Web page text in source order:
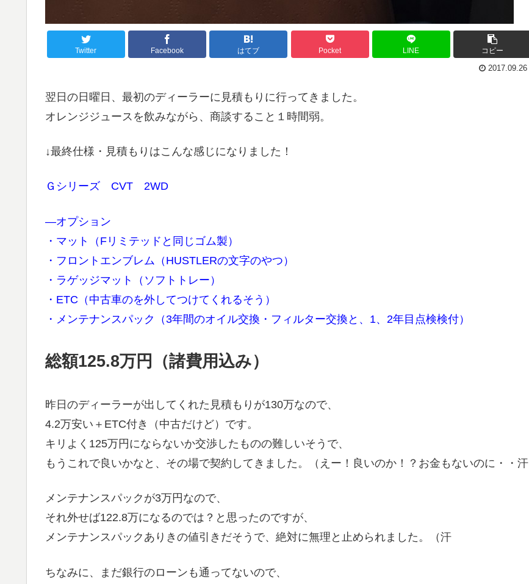
Twitter Facebook はてブ Pocket LINE コピー
2017.09.26
翌日の日曜日、最初のディーラーに見積もりに行ってきました。
オレンジジュースを飲みながら、商談すること１時間弱。
↓最終仕様・見積もりはこんな感じになりました！
Ｇシリーズ CVT 2WD
―オプション
・マット（Fリミテッドと同じゴム製）
・フロントエンブレム（HUSTLERの文字のやつ）
・ラゲッジマット（ソフトトレー）
・ETC（中古車のを外してつけてくれるそう）
・メンテナンスパック（3年間のオイル交換・フィルター交換と、1、2年目点検検付）
総額125.8万円（諸費用込み）
昨日のディーラーが出してくれた見積もりが130万なので、
4.2万安い＋ETC付き（中古だけど）です。
キリよく125万円にならないか交渉したものの難しいそうで、
もうこれで良いかなと、その場で契約してきました。（えー！良いのか！？お金もないのに・・汗
メンテナンスパックが3万円なので、
それ外せば122.8万になるのでは？と思ったのですが、
メンテナンスパックありきの値引きだそうで、絶対に無理と止められました。（汗
ちなみに、まだ銀行のローンも通ってないので、